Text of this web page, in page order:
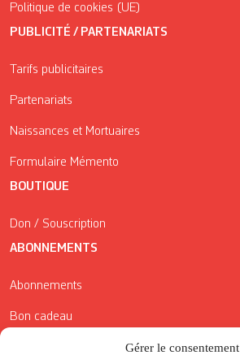
Gérer le consentement
Politique de cookies (UE)
PUBLICITÉ / PARTENARIATS
Tarifs publicitaires
Partenariats
Naissances et Mortuaires
Formulaire Mémento
BOUTIQUE
Don / Souscription
ABONNEMENTS
Abonnements
Bon cadeau
Conditions générales de vente